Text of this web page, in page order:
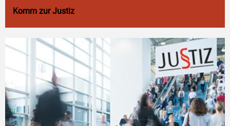
Komm zur Justiz